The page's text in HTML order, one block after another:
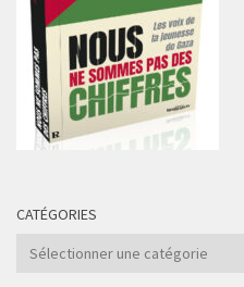
CATÉGORIES
Catégories